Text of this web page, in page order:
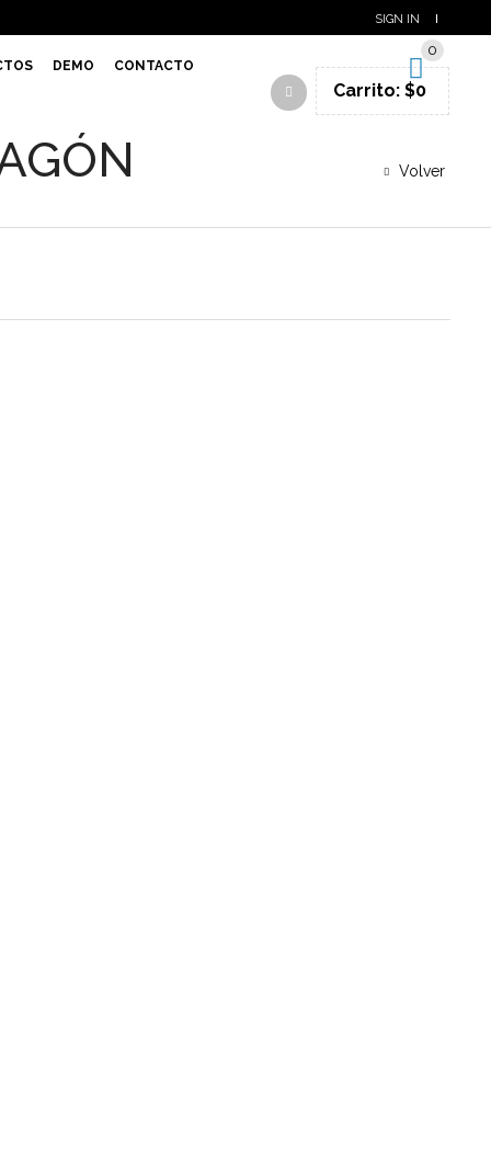
SIGN IN
DEMO CONTACTO
0
Carrito: $0
Volver